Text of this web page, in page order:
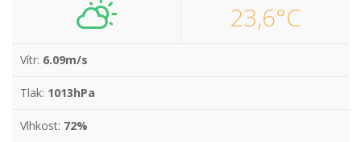
23,6°C
Vítr: 6.09m/s
Tlak: 1013hPa
Vlhkost: 72%